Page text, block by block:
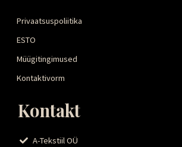
Privaatsuspoliitika
ESTO
Müügitingimused
Kontaktivorm
Kontakt
A-Tekstiil OÜ